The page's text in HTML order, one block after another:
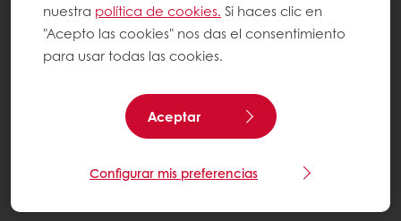
nuestra política de cookies. Si haces clic en
"Acepto las cookies" nos das el consentimiento
para usar todas las cookies.
Aceptar
Configurar mis preferencias